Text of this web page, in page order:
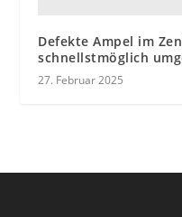
Defekte Ampel im
schnellstmöglich
27. Februar 2025